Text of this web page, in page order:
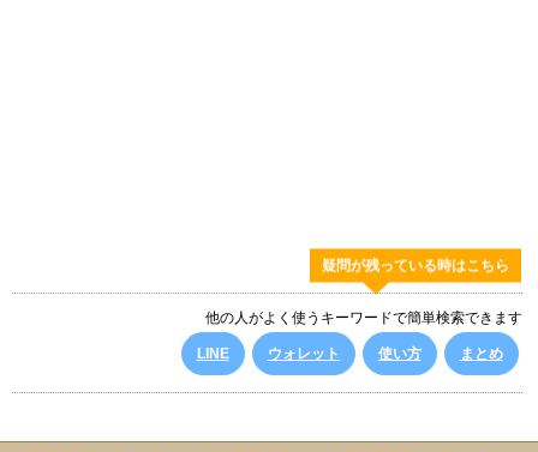
疑問が残っている時はこちら
他の人がよく使うキーワードで簡単検索できます
LINE ウォレット 使い方 まとめ